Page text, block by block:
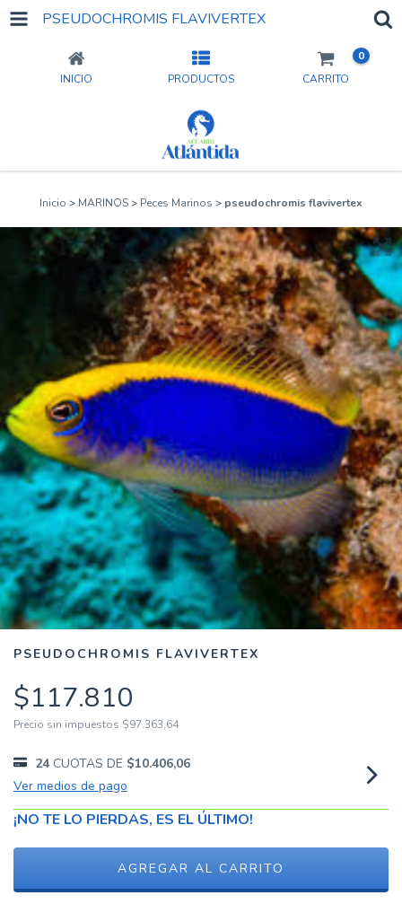
PSEUDOCHROMIS FLAVIVERTEX
INICIO PRODUCTOS CARRITO
0
Inicio > MARINOS> Peces Marinos > pseudochromis flavivertex
PSEUDOCHROMIS FLAVIVERTEX
$117.810
Precio sin impuestos $97.363,64
24 CUOTAS DE $10.406,06
Ver medios de pago
¡NO TE LO PIERDAS, ES EL ÚLTIMO!